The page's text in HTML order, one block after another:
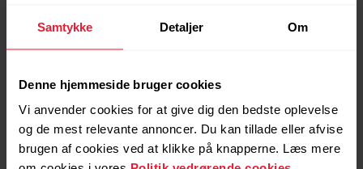
Samtykke Detaljer Om
Denne hjemmeside bruger cookies
Vi anvender cookies for at give dig den bedste oplevelse
og de mest relevante annoncer. Du kan tillade eller afvise
brugen af cookies ved at klikke på knapperne. Læs mere
How To Wear Polar OHR
Watch Correctly
How to Do Deep